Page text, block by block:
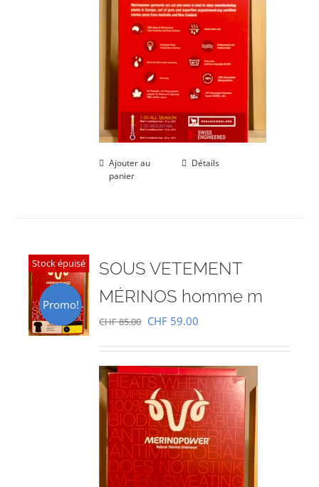
Ajouter au
panier
Détails
Stock épuisé
Promo!
SOUS VETEMENT
MÉRINOS homme m
CHF85.00 Le
initial
était :
CHF 85.00.
CHF 59.00
actuel
est :
CHF 59.00.